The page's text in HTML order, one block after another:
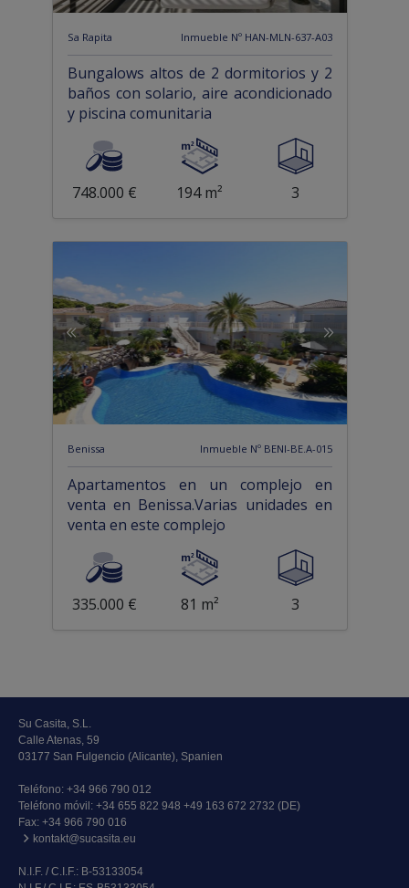
Sa Rapita Inmueble Nº HAN-MLN-637-A03
Bungalows altos de 2 dormitorios y 2
baños con solario, aire acondicionado
y piscina comunitaria
748.000 € 194 m² 3
Benissa Inmueble Nº BENI-BE.A-015
Apartamentos en un complejo en
venta en Benissa.Varias unidades en
venta en este complejo
335.000 € 81 m² 3
Su Casita, S.L.
Calle Atenas, 59
03177 San Fulgencio (Alicante), Spanien
Teléfono: +34 966 790 012
Teléfono móvil: +34 655 822 948 +49 163 672 2732 (DE)
Fax: +34 966 790 016
kontakt@sucasita.eu
N.I.F. / C.I.F.: B-53133054